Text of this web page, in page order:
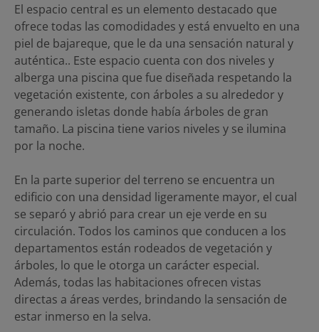
El espacio central es un elemento destacado que
ofrece todas las comodidades y está envuelto en una
piel de bajareque, que le da una sensación natural y
auténtica.. Este espacio cuenta con dos niveles y
alberga una piscina que fue diseñada respetando la
vegetación existente, con árboles a su alrededor y
generando isletas donde había árboles de gran
tamaño. La piscina tiene varios niveles y se ilumina
por la noche.
En la parte superior del terreno se encuentra un
edificio con una densidad ligeramente mayor, el cual
se separó y abrió para crear un eje verde en su
circulación. Todos los caminos que conducen a los
departamentos están rodeados de vegetación y
árboles, lo que le otorga un carácter especial.
Además, todas las habitaciones ofrecen vistas
directas a áreas verdes, brindando la sensación de
estar inmerso en la selva.